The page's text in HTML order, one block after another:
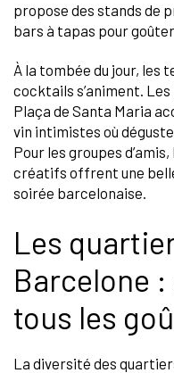
propose des stands de
bars à tapas pour
À la tombée du jour, les
cocktails s’animent.
Plaça de Santa Maria
vin intimistes où
Pour les groupes
créatifs offrent une
soirée barcelonaise.
Les
Barcelone
tous les
La diversité des